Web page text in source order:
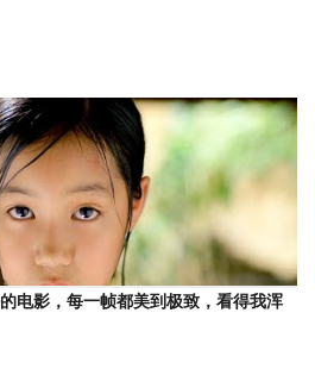
电影，每一帧都美到极致，看得我浑